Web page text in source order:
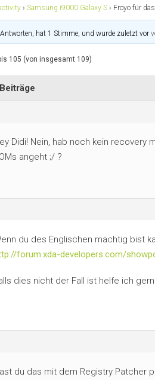
› Samsung i9000 Galaxy S › Froyo für
hat 1 Stimme, und wurde zuletzt vor
105 (von insgesamt 109)
Beiträge
Didi! Nein, hab noch kein recovery
angeht ;/ ?
du des Englischen mächtig bist
forum.xda-developers.com/
dies nicht der Fall ist helfe ich
du das mit dem Registry Patcher